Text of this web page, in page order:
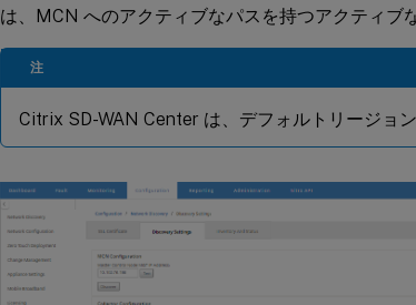
は、MCN へのアクティブなパスを持つアクティブ
注
Citrix SD-WAN Center は、デフォルトリージョ